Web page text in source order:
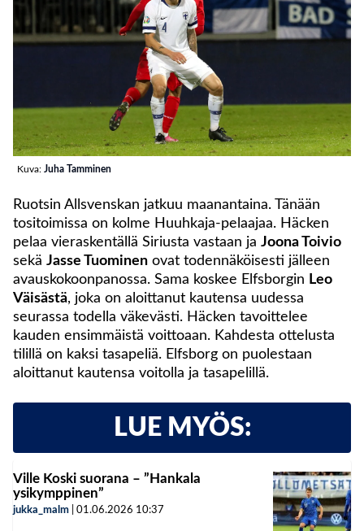
Kuva: Juha Tamminen
Ruotsin Allsvenskan jatkuu maanantaina. Tänään
tositoimissa on kolme Huuhkaja-pelaajaa. Häcken
pelaa vieraskentällä Siriusta vastaan ja Joona Toivio
sekä Jasse Tuominen ovat todennäköisesti jälleen
avauskokoonpanossa. Sama koskee Elfsborgin Leo
Väisästä, joka on aloittanut kautensa uudessa
seurassa todella väkevästi. Häcken tavoittelee
kauden ensimmäistä voittoaan. Kahdesta ottelusta
tilillä on kaksi tasapeliä. Elfsborg on puolestaan
aloittanut kautensa voitolla ja tasapelillä.
LUE MYÖS:
Ville Koski suorana – ”Hankala
ysikymppinen”
jukka_malm 01.06.2026 10:37